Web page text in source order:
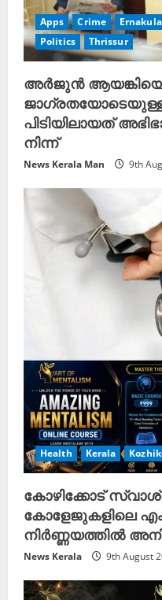
Apps Crime
Politics
Thrissur
അർജുൻ
ജാഗ്രതയോടെയുള്ള
പിടിയിലായത്
നിന്ന്
News Kerala Man 9th
Health Kerala
കോഴിക്കോട്
കോളേജുകളിലെ
നിർണ്ണയത്തിൽ
News Kerala 9th August